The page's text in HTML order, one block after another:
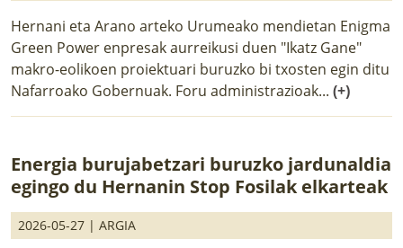
Hernani eta Arano arteko Urumeako mendietan Enigma
Green Power enpresak aurreikusi duen "Ikatz Gane"
makro-eolikoen proiektuari buruzko bi txosten egin ditu
Nafarroako Gobernuak. Foru administrazioak... (+)
Energia burujabetzari buruzko jardunaldia
egingo du Hernanin Stop Fosilak elkarteak
2026-05-27 | ARGIA